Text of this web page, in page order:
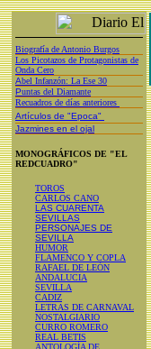
Biografía de Antonio Burgos
Los Picotazos de Protagonistas de
Onda Cero
Abel Infanzón: La Ese 30
Puntas del Diamante
Recuadros de días anteriores
Artículos de "Epoca"
Jazmines en el ojal
MONOGRÁFICOS DE "EL
REDCUADRO"
TOROS
CARLOS CANO
LAS CUARENTA
SEVILLAS
PERSONAJES DE
SEVILLA
HUMOR
FLAMENCO Y COPLA
RAFAEL DE LEÓN
ANDALUCIA
SEVILLA
CADIZ
LETRAS DE CARNAVAL
NOSTALGIARIO
CURRO ROMERO
REAL BETIS
ANTOLOGÍA DE